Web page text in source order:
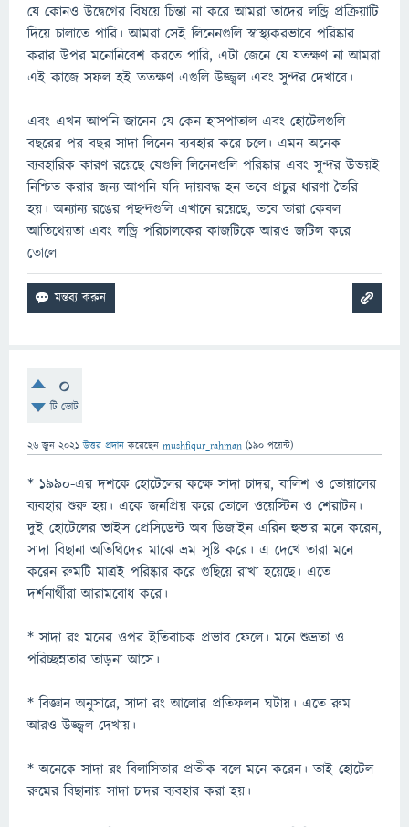
যে কোনও উদ্বেগের বিষয়ে চিন্তা না করে আমরা তাদের লন্ড্রি প্রক্রিয়াটি
দিয়ে চালাতে পারি। আমরা সেই লিনেনগুলি স্বাস্থ্যকরভাবে পরিষ্কার
করার উপর মনোনিবেশ করতে পারি, এটা জেনে যে যতক্ষণ না আমরা
এই কাজে সফল হই ততক্ষণ এগুলি উজ্জ্বল এবং সুন্দর দেখাবে।
এবং এখন আপনি জানেন যে কেন হাসপাতাল এবং হোটেলগুলি
বছরের পর বছর সাদা লিনেন ব্যবহার করে চলে। এমন অনেক
ব্যবহারিক কারণ রয়েছে যেগুলি লিনেনগুলি পরিষ্কার এবং সুন্দর উভয়ই
নিশ্চিত করার জন্য আপনি যদি দায়বদ্ধ হন তবে প্রচুর ধারণা তৈরি
হয়। অন্যান্য রঙের পছন্দগুলি এখানে রয়েছে, তবে তারা কেবল
আতিথেয়তা এবং লন্ড্রি পরিচালকের কাজটিকে আরও জটিল করে
তোলে
0
টি ভোট
26 জুন 2021 উত্তর প্রদান করেছেন mushfiqur_rahman (190 পয়েন্ট)
* ১৯৯০-এর দশকে হোটেলের কক্ষে সাদা চাদর, বালিশ ও তোয়ালের
ব্যবহার শুরু হয়। একে জনপ্রিয় করে তোলে ওয়েস্টিন ও শেরাটন।
দুই হোটেলের ভাইস প্রেসিডেন্ট অব ডিজাইন এরিন হুভার মনে করেন,
সাদা বিছানা অতিথিদের মাঝে ভ্রম সৃষ্টি করে। এ দেখে তারা মনে
করেন রুমটি মাত্রই পরিষ্কার করে গুছিয়ে রাখা হয়েছে। এতে
দর্শনার্থীরা আরামবোধ করে।
* সাদা রং মনের ওপর ইতিবাচক প্রভাব ফেলে। মনে শুভ্রতা ও
পরিচ্ছন্নতার তাড়না আসে।
* বিজ্ঞান অনুসারে, সাদা রং আলোর প্রতিফলন ঘটায়। এতে রুম
আরও উজ্জ্বল দেখায়।
* অনেকে সাদা রং বিলাসিতার প্রতীক বলে মনে করেন। তাই হোটেল
রুমের বিছানায় সাদা চাদর ব্যবহার করা হয়।